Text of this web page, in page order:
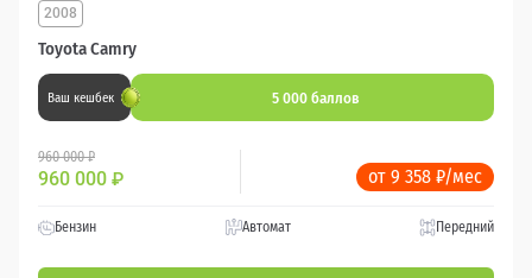
Toyota Camry
2008
Ваш кешбек 5 000 баллов
960 000 ₽
960 000 ₽ от 9 358 ₽/мес
Бензин Автомат Передний